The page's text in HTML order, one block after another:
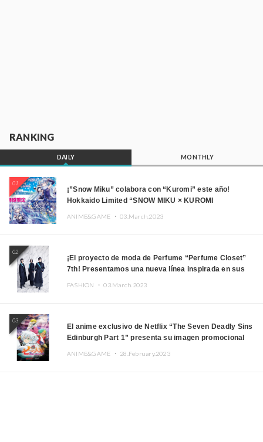
RANKING
DAILY MONTHLY
01
¡”Snow Miku” colabora con “Kuromi” este año!
Hokkaido Limited “SNOW MIKU × KUROMI
ANIME&GAME ・03.March.2023
02
¡El proyecto de moda de Perfume “Perfume Closet”
7th! Presentamos una nueva línea inspirada en sus
FASHION ・03.March.2023
03
El anime exclusivo de Netflix “The Seven Deadly Sins
Edinburgh Part 1” presenta su imagen promocional
ANIME&GAME ・ 28.February.2023